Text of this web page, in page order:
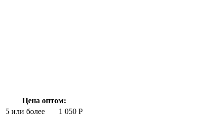
Цена оптом:
5 или более
1 050 Р